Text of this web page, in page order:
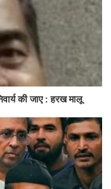
की जाए : हरख मालू